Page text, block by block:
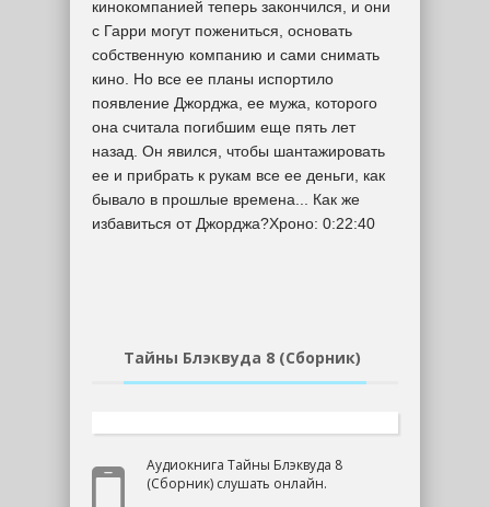
Тайны Блэквуда 8 (Сборник)
Аудиокнига Тайны Блэквуда 8
(Сборник) слушать онлайн.